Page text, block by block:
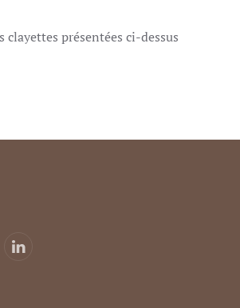
présentées ci-dessus